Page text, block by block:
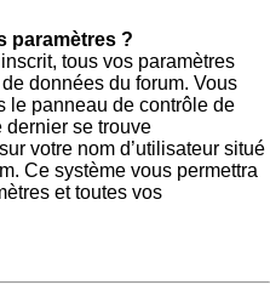
paramètres ?
tous vos paramètres
données du forum. Vous
le panneau de contrôle de
dernier se trouve
votre nom d’utilisateur situé
Ce système vous permettra
et toutes vos